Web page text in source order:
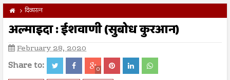
दिव्यरत्न
अल्माइदा : ईशवाणी (सुबोध कुरआन)
February 28, 2020
Share to: 0